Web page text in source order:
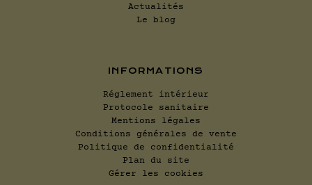
INFORMATIONS
Réglement intérieur
Protocole sanitaire
Mentions légales
Conditions générales de vente
Politique de confidentialité
Plan du site
Gérer les cookies
Actualités
Le blog